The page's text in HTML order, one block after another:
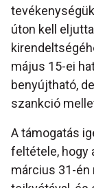
úton kell
május 15-ei
benyújtható,
szankció
A támogatás
feltétele, hogy
március 31-